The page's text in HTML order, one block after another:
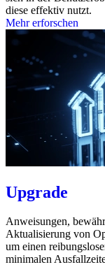
diese effektiv nutzt.
Mehr erforschen
Upgrade
Anweisungen,
Aktualisierung von
um einen
minimalen